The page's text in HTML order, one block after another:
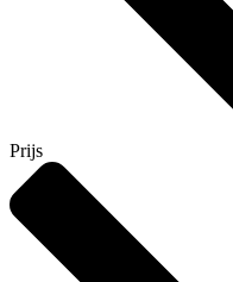
Prijs